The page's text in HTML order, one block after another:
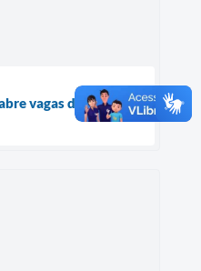
vagas de estágio